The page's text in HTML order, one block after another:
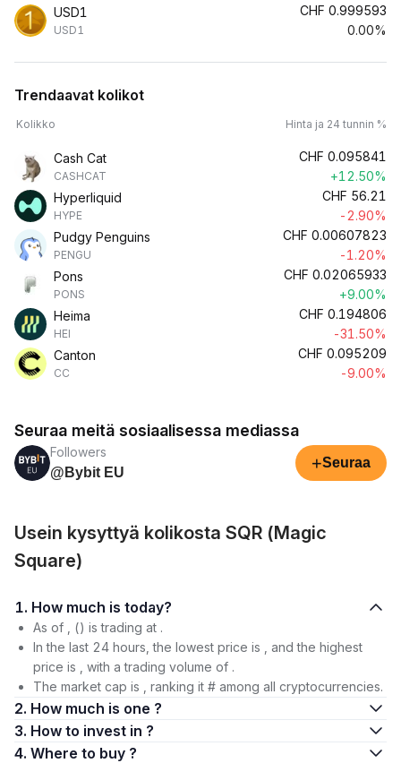
USD1
USD1
CHF 0.999593
0.00%
Trendaavat kolikot
Kolikko Hinta ja 24 tunnin %
Cash Cat
CASHCAT
CHF 0.095841
+12.50%
Hyperliquid
HYPE
CHF 56.21
-2.90%
Pudgy Penguins
PENGU
CHF 0.00607823
-1.20%
Pons
PONS
CHF 0.02065933
+9.00%
Heima
HEI
CHF 0.194806
-31.50%
Canton
CC
CHF 0.095209
-9.00%
Seuraa meitä sosiaalisessa mediassa
Followers
@Bybit EU
+Seuraa
Usein kysyttyä kolikosta SQR (Magic
Square)
1. How much is today?
As of , () is trading at .
In the last 24 hours, the lowest price is , and the highest
price is , with a trading volume of .
The market cap is , ranking it # among all cryptocurrencies.
2. How much is one ?
3. How to invest in ?
4. Where to buy ?